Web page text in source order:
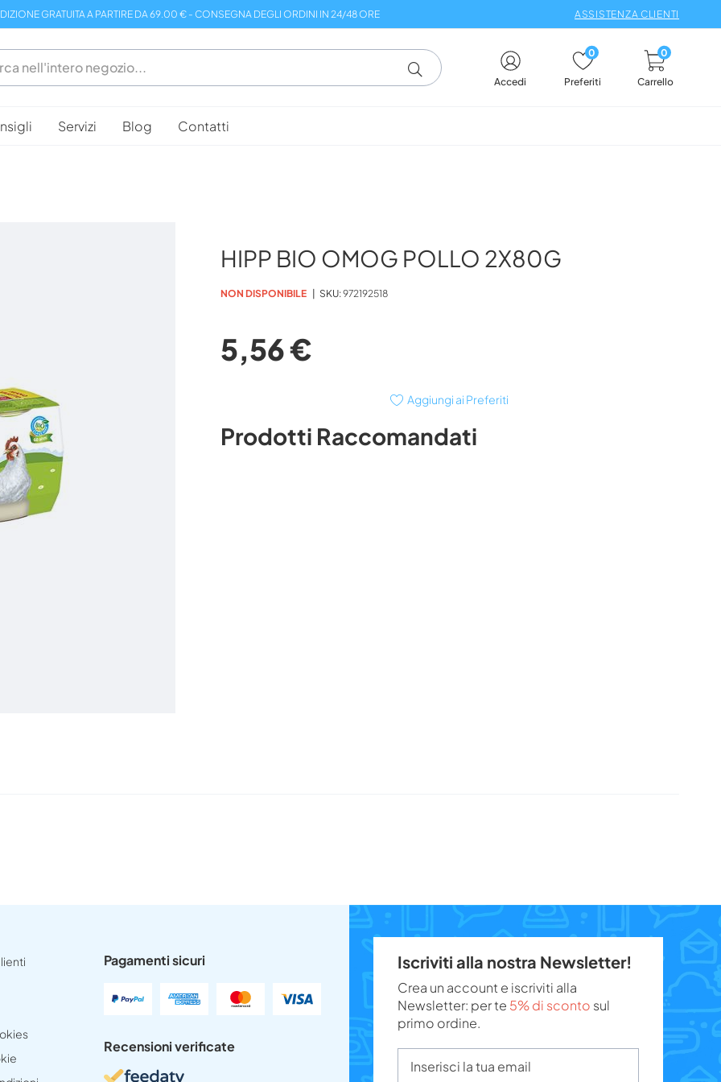
GRATUITA A PARTIRE DA 69.00 € - CONSEGNA DEGLI ORDINI IN 24/48 ORE ASSISTENZA CLIENTI
Accedi Preferiti
0
Carrello
0
Servizi Blog Contatti
HIPP BIO OMOG POLLO 2X80G
NON DISPONIBILE SKU 972192518
5,56 €
Aggiungi ai Preferiti
Prodotti Raccomandati
Pagamenti sicuri
Recensioni verificate
Iscriviti alla nostra Newsletter!
Crea un account e iscriviti alla
Newsletter: per te 5% di sconto sul
primo ordine.